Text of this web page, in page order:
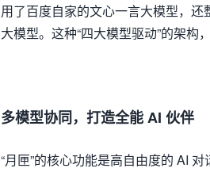
用了百度自家的文心一言大模型，
大模型。这种“四大模型驱动”的架构
多模型协同，打造全能 AI 伙伴
“月匣”的核心功能是高自由度的 AI